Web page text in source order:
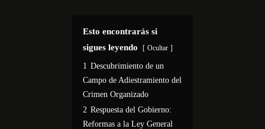
Esto encontrarás si
sigues leyendo
Ocultar
1 Descubrimiento de un
Campo de Adiestramiento del
Crimen Organizado
2 Respuesta del Gobierno:
Reformas a la Ley General